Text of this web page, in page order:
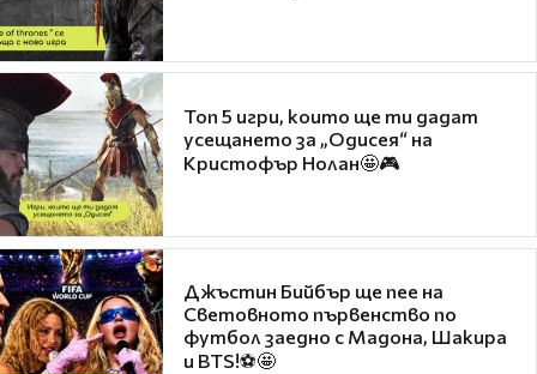
Топ 5 игри, които ще ти дадат
усещането за „Одисея“ на
Кристофър Нолан🤩🎮
Джъстин Бийбър ще пее на
Световното първенство по
футбол заедно с Мадона, Шакира
и BTS!⚽🤩